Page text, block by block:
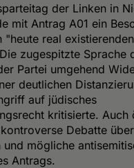
der Linken in
mit Antrag A01 ein
"heute real
zugespitzte Sprache
Partei umgehend
deutlichen
auf jüdisches
kritisierte. Auch
Debatte
mögliche
Antrags.